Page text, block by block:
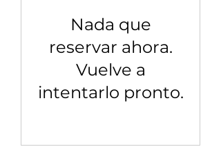
Nada que
reservar ahora.
Vuelve a
intentarlo pronto.